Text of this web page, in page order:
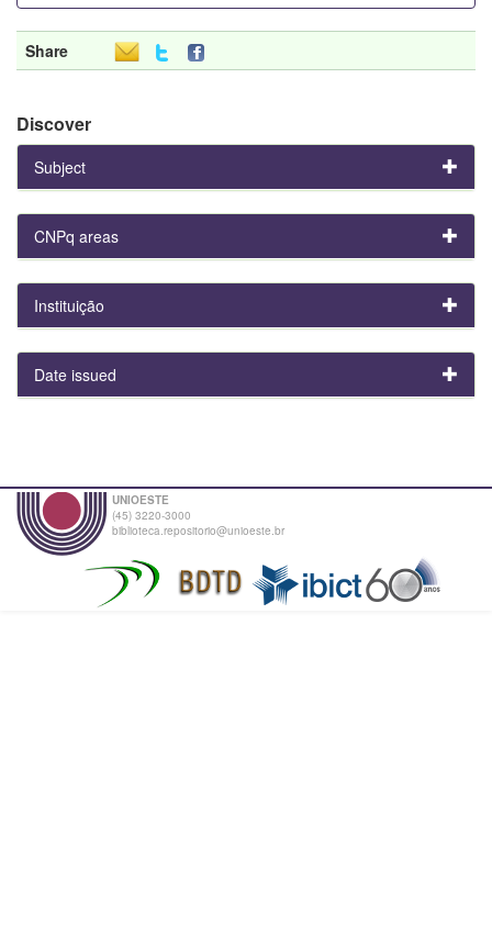
Share
Discover
Subject
CNPq areas
Instituição
Date issued
UNIOESTE
(45) 3220-3000
biblioteca.repositorio@unioeste.br